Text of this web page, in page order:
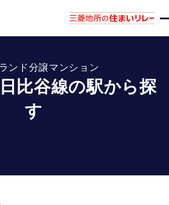
ンド分譲マンション
比谷線の駅から探
す